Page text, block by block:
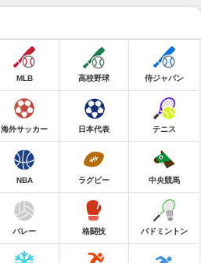
MLB 高校野球 侍ジャパン
海外サッカー 日本代表 テニス
NBA ラグビー 中央競馬
バレー 格闘技 バドミントン